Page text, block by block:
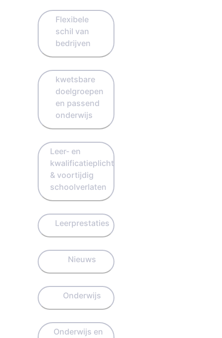
Flexibele
schil van
bedrijven
kwetsbare
doelgroepen
en passend
onderwijs
Leer- en
kwalificatieplicht
& voortijdig
schoolverlaten
Leerprestaties
Nieuws
Onderwijs
Onderwijs en